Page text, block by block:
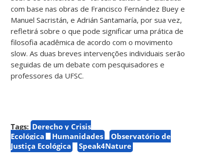
com base nas obras de Francisco Fernández Buey e
Manuel Sacristán, e Adrián Santamaría, por sua vez,
refletirá sobre o que pode significar uma prática de
filosofia acadêmica de acordo com o movimento
slow. As duas breves intervenções individuais serão
seguidas de um debate com pesquisadores e
professores da UFSC.
Tags: Derecho y Crisis
Ecológica
Humanidades
Observatório de
Justiça Ecológica
Speak4Nature